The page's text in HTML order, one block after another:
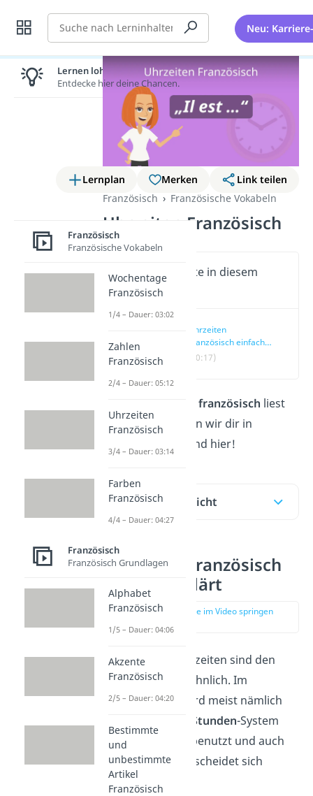
Suche Neu:
Lernplan Merken
Link teilen
Französisch
Französische Vokabeln
Uhrzeiten Französisch
Wichtige Inhalte in diesem
Video
Uhrzeiten
Französisch einfach
erklärt
(00:17)
Uhrzeiten französisch liest
und bildest, zeigen wir dir in
und hier!
Inhaltsübersicht
Uhrzeiten Französisch
einfach erklärt
zur Stelle im Video springen
Französische Uhrzeiten sind den
Deutschen sehr ähnlich. Im
Französischen wird meist nämlich
24-Stunden-System
von 0 bis 23 Uhr benutzt und auch
die Bildung unterscheidet sich
wenig.
Lernen lohnt sich!
Entdecke hier deine Chancen.
Französisch
Französische Vokabeln
Wochentage
Französisch
1/4 – Dauer: 03:02
Zahlen
Französisch
2/4 – Dauer: 05:12
Uhrzeiten
Französisch
3/4 – Dauer: 03:14
Farben
Französisch
4/4 – Dauer: 04:27
Französisch
Französisch Grundlagen
Alphabet
Französisch
1/5 – Dauer: 04:06
Akzente
Französisch
2/5 – Dauer: 04:20
Bestimmte
und
unbestimmte
Artikel
Französisch